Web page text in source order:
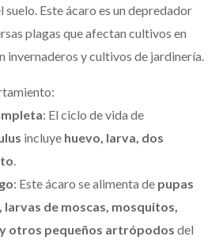
Este ácaro es un depredador
plagas que afectan cultivos en
invernaderos y cultivos de jardinería.
: El ciclo de vida de
incluye huevo, larva, dos
.
: Este ácaro se alimenta de pupas
de moscas, mosquitos,
otros pequeños artrópodos del